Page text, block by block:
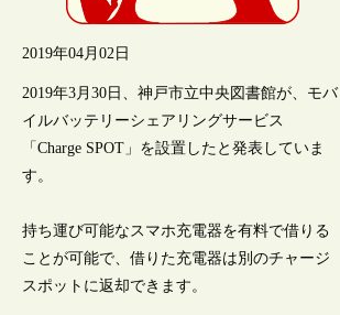
2019年04月02日
2019年3月30日、神戸市立中央図書館が、モバ
イルバッテリーシェアリングサービス
「Charge SPOT」を設置したと発表していま
す。
持ち運び可能なスマホ充電器を有料で借りる
ことが可能で、借りた充電器は別のチャージ
スポットに返却できます。